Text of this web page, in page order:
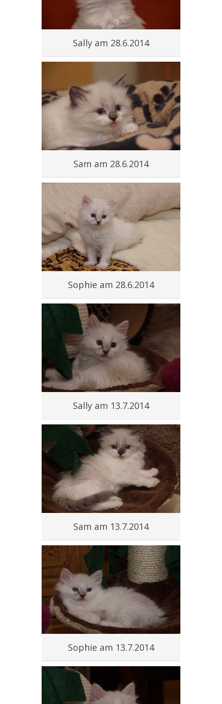
Sally am 28.6.2014
Sam am 28.6.2014
Sophie am 28.6.2014
Sally am 13.7.2014
Sam am 13.7.2014
Sophie am 13.7.2014